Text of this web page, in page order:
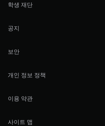
학생 재단
공지
보안
개인 정보 정책
이용 약관
사이트 맵